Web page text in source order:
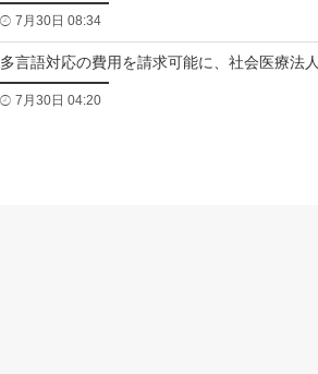
7月30日 08:34
多言語対応の費用を請求可能に、社会医療法人
7月30日 04:20